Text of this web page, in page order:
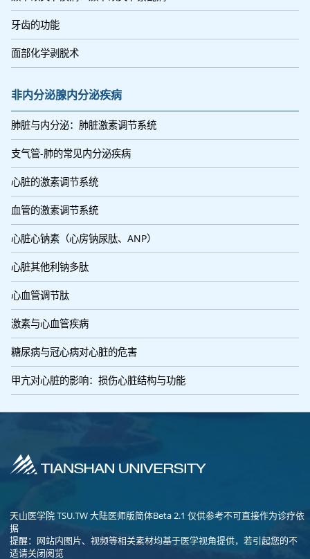
牙齿的功能
面部化学剥脱术
非内分泌腺内分泌疾病
肺脏与内分泌：肺脏激素调节系统
支气管-肺的常见内分泌疾病
心脏的激素调节系统
血管的激素调节系统
心脏心钠素（心房钠尿肽、ANP）
心脏其他利钠多肽
心血管调节肽
激素与心血管疾病
糖尿病与冠心病对心脏的危害
甲亢对心脏的影响：损伤心脏结构与功能
天山医学院 TSU.TW 大陆医师版简体Beta 2.1 仅供参考不可直接作为诊疗依
据
提醒：网站内图片、视频等相关素材均基于医学视角提供，若引起您的不
适请关闭阅览